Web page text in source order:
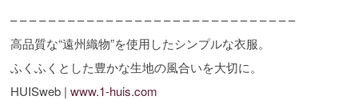
– – – – – – – – – – – – – – – – – – – – – – – – – – – – – –
高品質な“遠州織物”を使用したシンプルな衣服。
ふくふくとした豊かな生地の風合いを大切に。
HUISweb | www.1-huis.com